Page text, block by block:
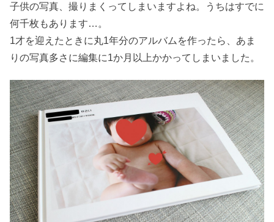
子供の写真、撮りまくってしまいますよね。うちはすでに
何千枚もあります…。
1才を迎えたときに丸1年分のアルバムを作ったら、あま
りの写真多さに編集に1か月以上かかってしまいました。